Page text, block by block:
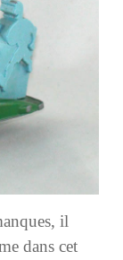
il
dans cet